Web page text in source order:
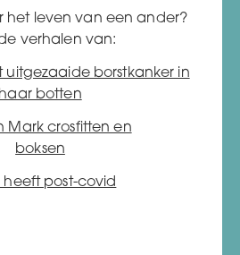
het leven van een ander?
verhalen van:
borstkanker in
haar botten
Mark crosfitten en
boksen
heeft post-covid